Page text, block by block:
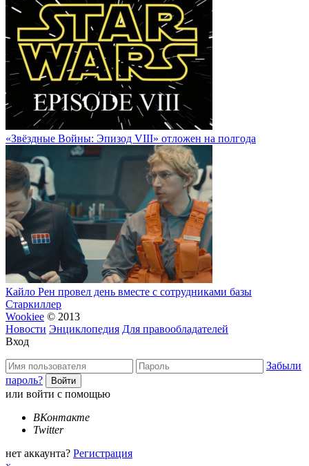
«Звёздные Войны: Эпизод VIII» отложен на полгода
Кайло Рен провел день вместе с сотрудниками базы
Старкиллер
Wookiee © 2013
Новости Энциклопедия Для правообладателей
Вход
Забыли
пароль?
или войти с помощью
ВКонтакте
Twitter
нет аккаунта? Регистрация